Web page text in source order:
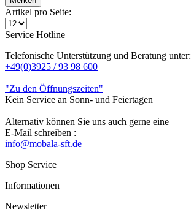
Artikel pro Seite:
Service Hotline
Telefonische Unterstützung und Beratung unter:
+49(0)3925 / 93 98 600
"Zu den Öffnungszeiten"
Kein Service an Sonn- und Feiertagen
Alternativ können Sie uns auch gerne eine
E-Mail schreiben :
info@mobala-sft.de
Shop Service
Informationen
Newsletter